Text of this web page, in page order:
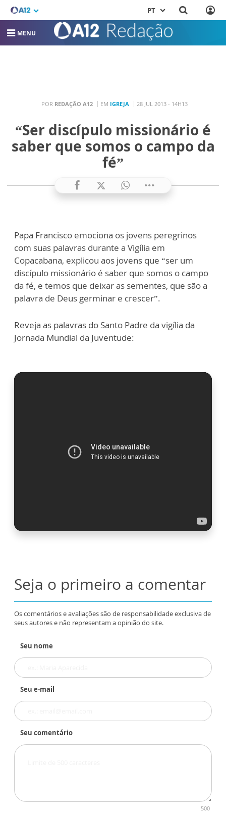
PT
MENU
POR REDAÇÃO A12 EM IGREJA 28 JUL 2013 - 14H13
“Ser discípulo missionário é
saber que somos o campo da
fé”
Papa Francisco emociona os jovens peregrinos
com suas palavras durante a Vigília em
Copacabana, explicou aos jovens que “ser um
discípulo missionário é saber que somos o campo
da fé, e temos que deixar as sementes, que são a
palavra de Deus germinar e crescer”.
Reveja as palavras do Santo Padre da vigília da
Jornada Mundial da Juventude:
Seja o primeiro a comentar
Os comentários e avaliações são de responsabilidade exclusiva de
seus autores e não representam a opinião do site.
Seu nome
Seu e-mail
Seu comentário
500